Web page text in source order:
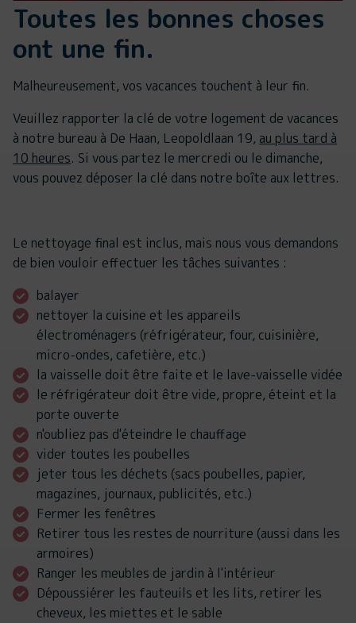
Toutes les bonnes choses
ont une fin.
Malheureusement, vos vacances touchent à leur fin.
Veuillez rapporter la clé de votre logement de vacances
à notre bureau à De Haan, Leopoldlaan 19, au plus tard à
10 heures. Si vous partez le mercredi ou le dimanche,
vous pouvez déposer la clé dans notre boîte aux lettres.
Le nettoyage final est inclus, mais nous vous demandons
de bien vouloir effectuer les tâches suivantes :
balayer
nettoyer la cuisine et les appareils
électroménagers (réfrigérateur, four, cuisinière,
micro-ondes, cafetière, etc.)
la vaisselle doit être faite et le lave-vaisselle vidée
le réfrigérateur doit être vide, propre, éteint et la
porte ouverte
n'oubliez pas d'éteindre le chauffage
vider toutes les poubelles
jeter tous les déchets (sacs poubelles, papier,
magazines, journaux, publicités, etc.)
Fermer les fenêtres
Retirer tous les restes de nourriture (aussi dans les
armoires)
Ranger les meubles de jardin à l'intérieur
Dépoussiérer les fauteuils et les lits, retirer les
cheveux, les miettes et le sable